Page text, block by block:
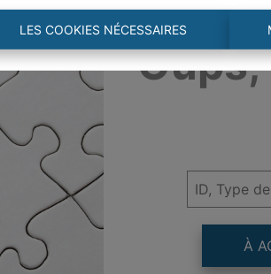
LES COOKIES NÉCESSAIRES
À